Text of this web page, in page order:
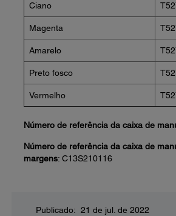
Ciano
Magenta
Amarelo
Preto fosco
Vermelho
Número de referência da caixa de
Número de referência da caixa de
margens: C13S210116
Publicado: 21 de jul. de 2022